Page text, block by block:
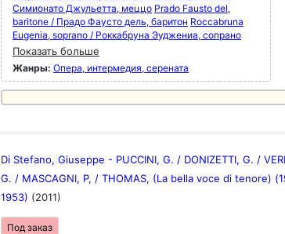
Симионато Джульетта, меццо Prado Fausto del,
baritone / Прадо Фаусто дель, баритон Roccabruna
Eugenia, soprano / Роккабруна Эуджениа, сопрано
Показать больше
Жанры: Опера, интермедия, серената
Di Stefano, Giuseppe - PUCCINI, G. / DONIZETTI, G. /
G. / MASCAGNI, P, / THOMAS, (La bella voce di tenore)
1953) (2011)
Под заказ